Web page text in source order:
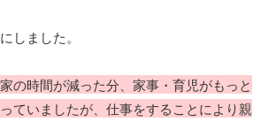
しました。
の時間が減った分、家事・育児がもっと
ていましたが、仕事をすることにより親